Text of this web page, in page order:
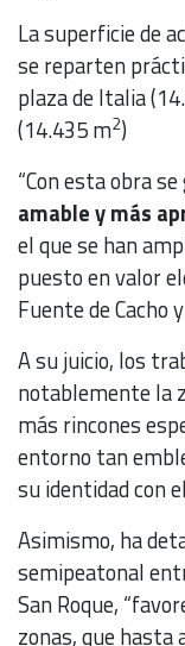
La superficie de
se reparten
plaza de Italia
(14.435 m2)
“Con esta obra
amable y más
el que se han
puesto en valor
Fuente de Cacho
A su juicio, los
notablemente la
más rincones
entorno tan
su identidad con
Asimismo, ha
semipeatonal
San Roque,
zonas, que hasta